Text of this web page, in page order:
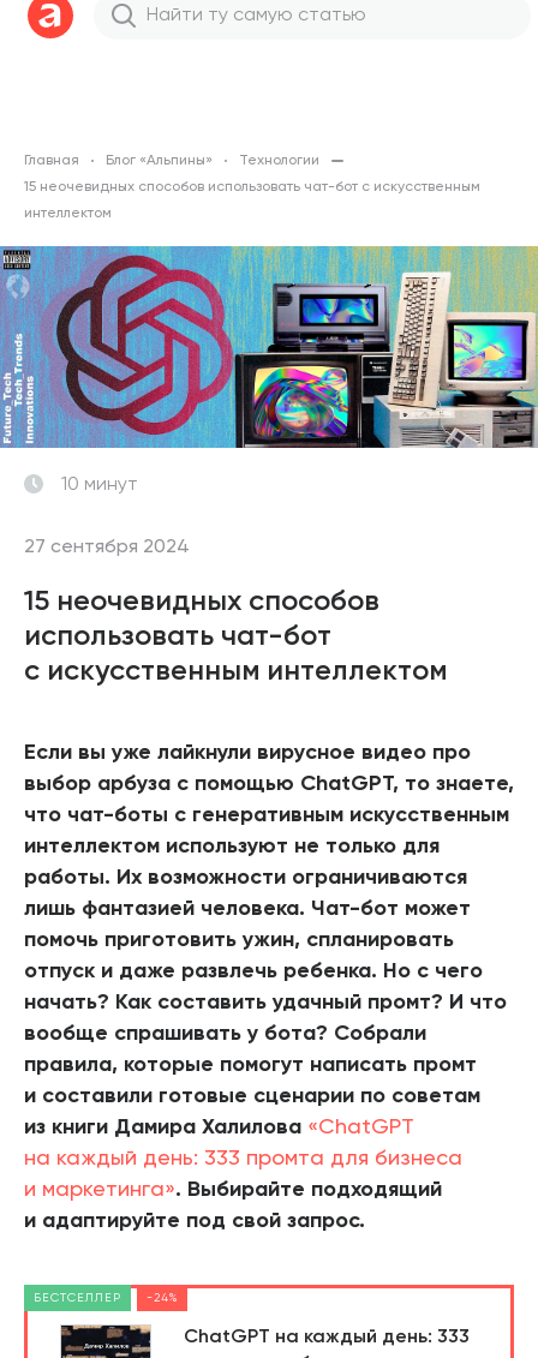
Главная Блог «Альпины»
Технологии
15 неочевидных способов использовать чат-бот с искусственным
интеллектом
27 сентября 2024
10 минут
15 неочевидных способов
использовать чат-бот
с искусственным интеллектом
Если вы уже лайкнули вирусное видео про
выбор арбуза с помощью ChatGPT, то знаете,
что чат-боты с генеративным искусственным
интеллектом используют не только для
работы. Их возможности ограничиваются
лишь фантазией человека. Чат-бот может
помочь приготовить ужин, спланировать
отпуск и даже развлечь ребенка. Но с чего
начать? Как составить удачный промт? И что
вообще спрашивать у бота? Собрали
правила, которые помогут написать промт
и составили готовые сценарии по советам
из книги Дамира Халилова «ChatGPT
на каждый день: 333 промта для бизнеса
и маркетинга». Выбирайте подходящий
и адаптируйте под свой запрос.
БЕСТСЕЛЛЕР -24%
ChatGPT на каждый день: 333